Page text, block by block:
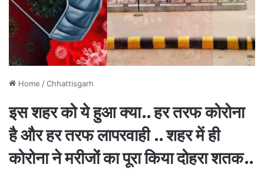
Home /Chhattisgarh
इस शहर को ये हुआ क्या.. हर तरफ कोरोना
है और हर तरफ लापरवाही .. शहर में ही
कोरोना ने मरीजों का पूरा किया दोहरा शतक..